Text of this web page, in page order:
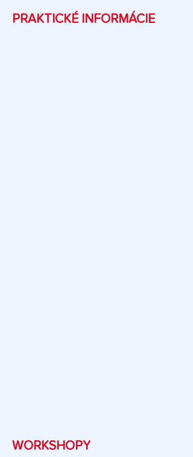
PRAKTICKÉ INFORMÁCIE
WORKSHOPY